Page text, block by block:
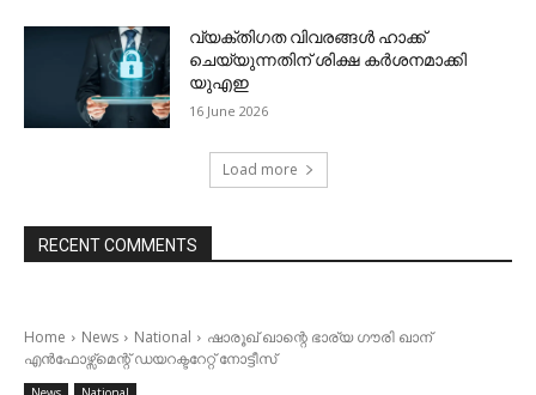
വ്യക്തിഗത വിവരങ്ങള്‍ ഹാക്ക്
ചെയ്യുന്നതിന് ശിക്ഷ കര്‍ശനമാക്കി
യുഎഇ
16 June 2026
Load more
RECENT COMMENTS